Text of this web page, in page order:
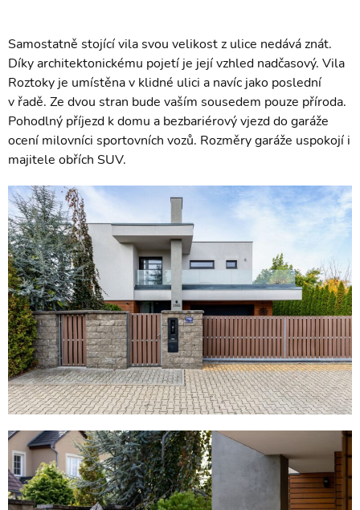
Samostatně stojící vila svou velikost z ulice nedává znát.
Díky architektonickému pojetí je její vzhled nadčasový. Vila
Roztoky je umístěna v klidné ulici a navíc jako poslední
v řadě. Ze dvou stran bude vaším sousedem pouze příroda.
Pohodlný příjezd k domu a bezbariérový vjezd do garáže
ocení milovníci sportovních vozů. Rozměry garáže uspokojí i
majitele obřích SUV.